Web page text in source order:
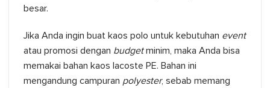
besar.
Jika Anda ingin buat kaos polo untuk kebutuhan event
atau promosi dengan budgetminim, maka Anda bisa
memakai bahan kaos lacoste PE. Bahan ini
mengandung campuran polyester, sebab memang